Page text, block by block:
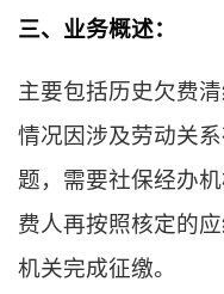
三、业务概述：
主要包括历史欠费
情况因涉及劳动关
题，需要社保经办
费人再按照核定的
机关完成征缴。